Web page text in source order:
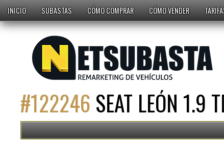
INICIO SUBASTAS CÓMO COMPRAR CÓMO VENDER
#122246 SEAT LEÓN 1.9